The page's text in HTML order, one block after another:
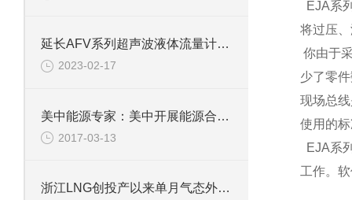
延长AFV系列超声波液体流量计的使用寿命的方法
2023-02-17
美中能源专家：美中开展能源合作潜力巨大符合世界期待
2017-03-13
浙江LNG创投产以来单月气态外输新高
EJA系
将过压
你由于
少了零
现场总
使用的
EJA系
工作。